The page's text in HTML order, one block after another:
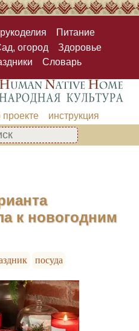
Питание
огород
Здоровье
Словарь
проекте инструкция
к новогодним
посуда